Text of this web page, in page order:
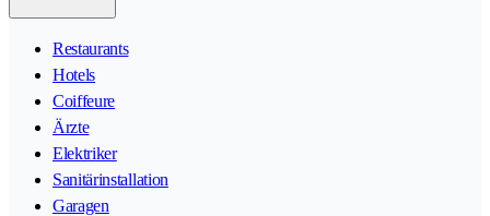
Restaurants
Hotels
Coiffeure
Ärzte
Elektriker
Sanitärinstallation
Garagen